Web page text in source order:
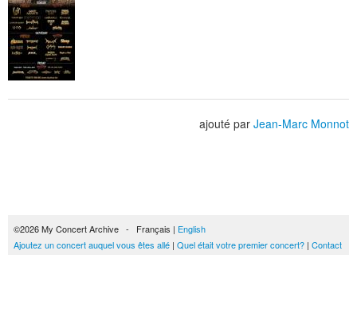
ajouté par Jean-Marc Monnot
©2026 My Concert Archive - Français | English
Ajoutez un concert auquel vous êtes allé | Quel était votre premier concert? | Contact